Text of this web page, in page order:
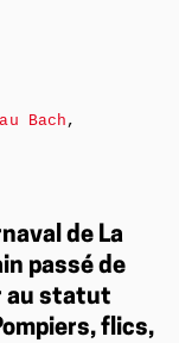
de La
passé de
au statut
flics,
Bach,